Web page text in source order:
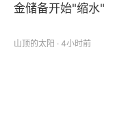
金储备开始"缩水"
山顶的太阳 · 4小时前